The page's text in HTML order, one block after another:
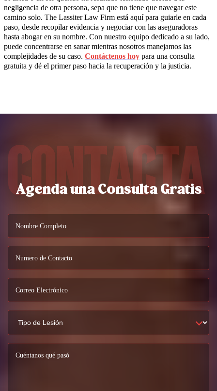
negligencia de otra persona, sepa que no tiene que navegar este
camino solo. The Lassiter Law Firm está aquí para guiarle en cada
paso, desde recopilar evidencia y negociar con las aseguradoras
hasta abogar en su nombre. Con nuestro equipo dedicado a su lado,
puede concentrarse en sanar mientras nosotros manejamos las
complejidades de su caso. Contáctenos hoy para una consulta
gratuita y dé el primer paso hacia la recuperación y la justicia.
Contacta
Agenda una Consulta Gratis
Nombre Completo
Numero de Contacto
Correo Electrónico
Cuéntanos qué pasó